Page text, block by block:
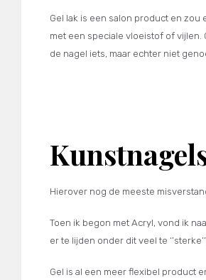
Gel lak is een salon product en
met een speciale vloeistof of
de nagel iets, maar echter niet
Hierover nog de meeste
Toen ik begon met Acryl, vond ik
er te lijden onder dit veel te
Gel is al een meer flexibel product